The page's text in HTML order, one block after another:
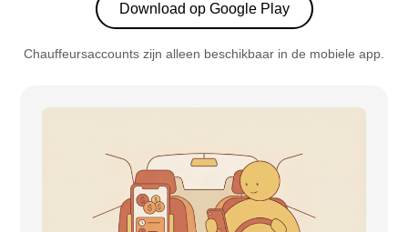
Download op Google Play
Chauffeursaccounts zijn alleen beschikbaar in de mobiele app.